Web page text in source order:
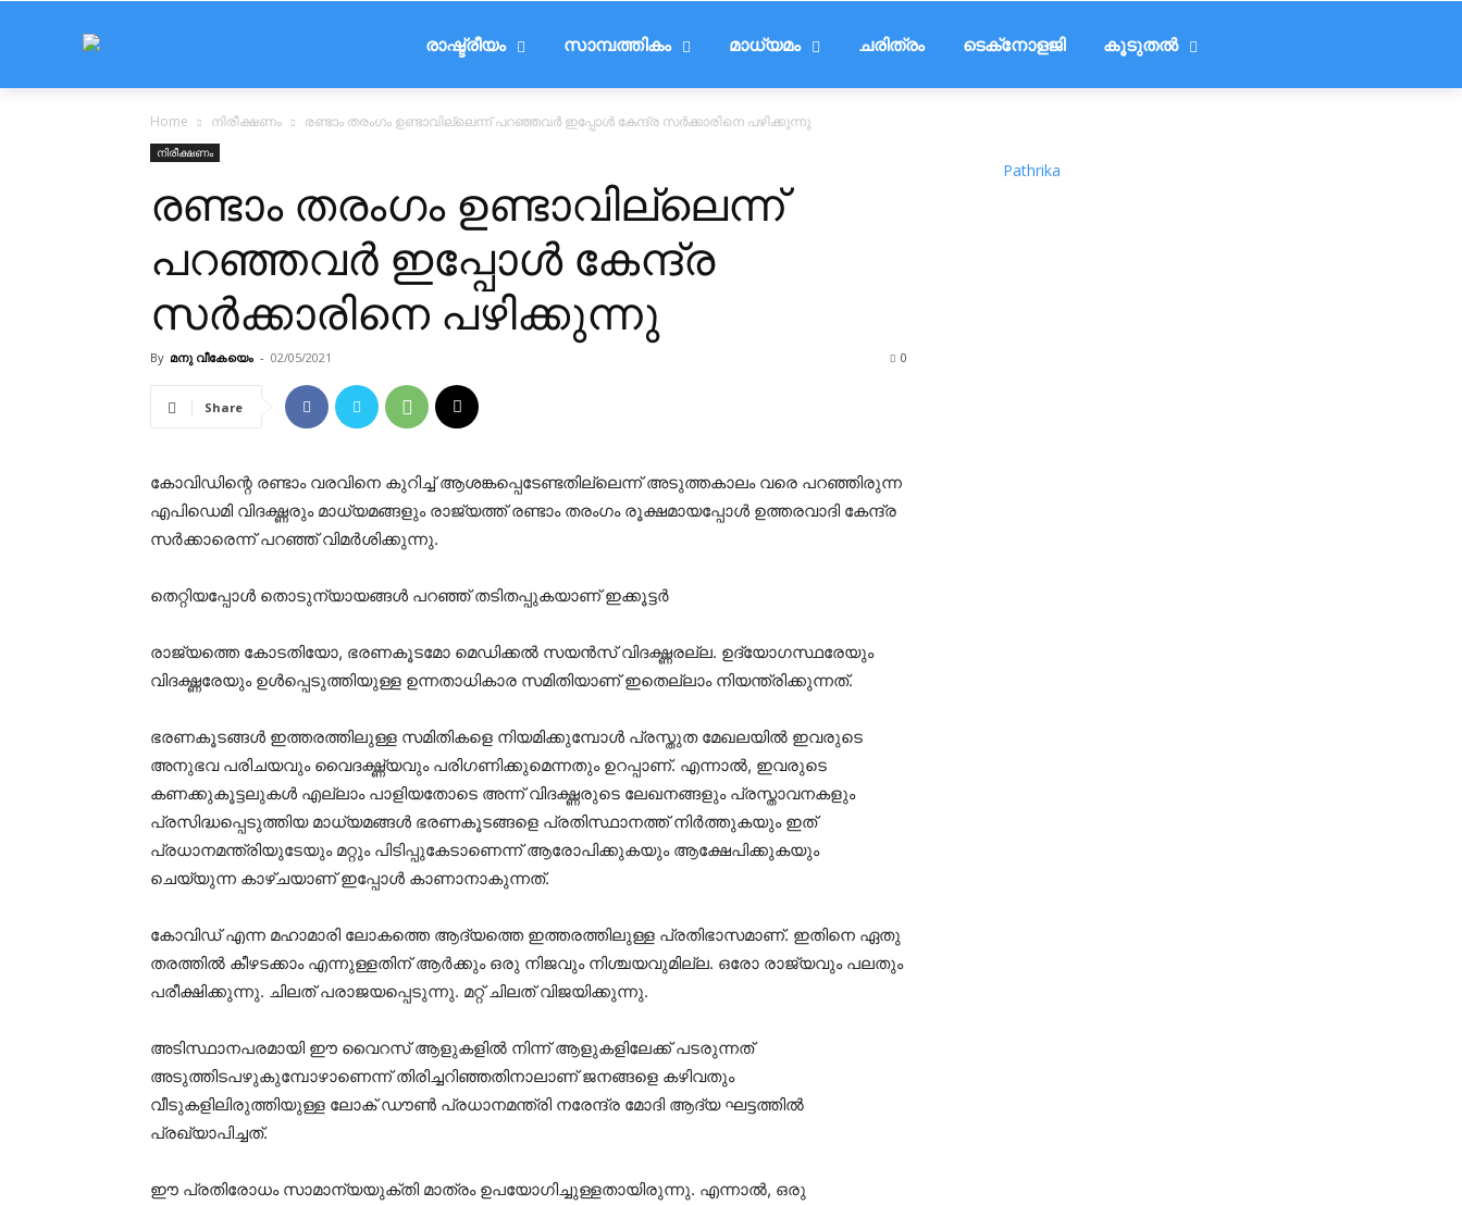
രാഷ്ട്രീയം സാമ്പത്തികം മാധ്യമം ചരിത്രം ടെക്‌നോളജി കൂടുതൽ
Home നിരീക്ഷണം രണ്ടാം തരംഗം ഉണ്ടാവില്ലെന്ന് പറഞ്ഞവര്‍ ഇപ്പോള്‍ കേന്ദ്ര സര്‍ക്കാരിനെ പഴിക്കുന്നു
നിരീക്ഷണം
രണ്ടാം തരംഗം ഉണ്ടാവില്ലെന്ന്
പറഞ്ഞവര്‍ ഇപ്പോള്‍ കേന്ദ്ര
സര്‍ക്കാരിനെ പഴിക്കുന്നു
By മനു വീകേയെം - 02/05/2021 0
Share
കോവിഡിന്റെ രണ്ടാം വരവിനെ കുറിച്ച് ആശങ്കപ്പെടേണ്ടതില്ലെന്ന് അടുത്തകാലം വരെ പറഞ്ഞിരുന്ന
എപിഡെമി വിദഗ്ദ്ധരും മാധ്യമങ്ങളും രാജ്യത്ത് രണ്ടാം തരംഗം രൂക്ഷമായപ്പോള്‍ ഉത്തരവാദി കേന്ദ്ര
സര്‍ക്കാരെന്ന് പറഞ്ഞ് വിമര്‍ശിക്കുന്നു.
തെറ്റിയപ്പോള്‍ തൊടുന്യായങ്ങള്‍ പറഞ്ഞ് തടിതപ്പുകയാണ് ഇക്കൂട്ടര്‍
രാജ്യത്തെ കോടതിയോ, ഭരണകൂടമോ മെഡിക്കല്‍ സയന്‍സ് വിദഗ്ദ്ധരല്ല. ഉദ്യോഗസ്ഥരേയും
വിദഗ്ദ്ധരേയും ഉള്‍പ്പെടുത്തിയുള്ള ഉന്നതാധികാര സമിതിയാണ് ഇതെല്ലാം നിയന്ത്രിക്കുന്നത്.
ഭരണകൂടങ്ങള്‍ ഇത്തരത്തിലുള്ള സമിതികളെ നിയമിക്കുമ്പോള്‍ പ്രസ്തുത മേഖലയില്‍ ഇവരുടെ
അനുഭവ പരിചയവും വൈദഗ്ദ്ധ്യവും പരിഗണിക്കുമെന്നതും ഉറപ്പാണ്. എന്നാല്‍, ഇവരുടെ
കണക്കുകൂട്ടലുകള്‍ എല്ലാം പാളിയതോടെ അന്ന് വിദഗ്ദ്ധരുടെ ലേഖനങ്ങളും പ്രസ്താവനകളും
പ്രസിദ്ധപ്പെടുത്തിയ മാധ്യമങ്ങള്‍ ഭരണകൂടങ്ങളെ പ്രതിസ്ഥാനത്ത് നിര്‍ത്തുകയും ഇത്
പ്രധാനമന്ത്രിയുടേയും മറ്റും പിടിപ്പുകേടാണെന്ന് ആരോപിക്കുകയും ആക്ഷേപിക്കുകയും
ചെയ്യുന്ന കാഴ്ചയാണ് ഇപ്പോള്‍ കാണാനാകുന്നത്.
കോവിഡ് എന്ന മഹാമാരി ലോകത്തെ ആദ്യത്തെ ഇത്തരത്തിലുള്ള പ്രതിഭാസമാണ്. ഇതിനെ ഏതു
തരത്തില്‍ കീഴടക്കാം എന്നുള്ളതിന് ആര്‍ക്കും ഒരു നിജവും നിശ്ചയവുമില്ല. ഒരോ രാജ്യവും പലതും
പരീക്ഷിക്കുന്നു. ചിലത് പരാജയപ്പെടുന്നു. മറ്റ് ചിലത് വിജയിക്കുന്നു.
അടിസ്ഥാനപരമായി ഈ വൈറസ് ആളുകളില്‍ നിന്ന് ആളുകളിലേക്ക് പടരുന്നത്
അടുത്തിടപഴുകുമ്പോഴാണെന്ന് തിരിച്ചറിഞ്ഞതിനാലാണ് ജനങ്ങളെ കഴിവതും
വീടുകളിലിരുത്തിയുള്ള ലോക് ഡൗണ്‍ പ്രധാനമന്ത്രി നരേന്ദ്ര മോദി ആദ്യ ഘട്ടത്തില്‍
പ്രഖ്യാപിച്ചത്.
ഈ പ്രതിരോധം സാമാന്യയുക്തി മാത്രം ഉപയോഗിച്ചുള്ളതായിരുന്നു. എന്നാല്‍, ഒരു
Pathrika